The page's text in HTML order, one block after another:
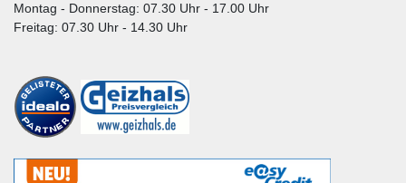
Montag - Donnerstag: 07.30 Uhr - 17.00 Uhr
Freitag: 07.30 Uhr - 14.30 Uhr